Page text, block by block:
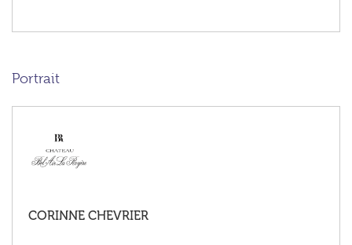
Portrait
CORINNE CHEVRIER